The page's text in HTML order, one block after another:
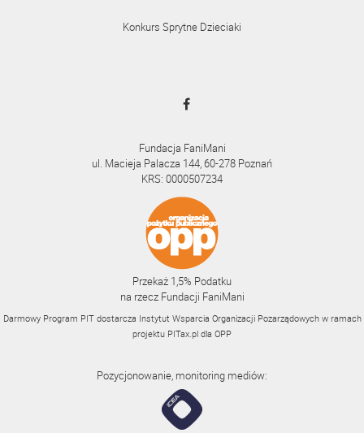
Konkurs Sprytne Dzieciaki
Fundacja FaniMani
ul. Macieja Palacza 144, 60-278 Poznań
KRS: 0000507234
Przekaż 1,5% Podatku
na rzecz Fundacji FaniMani
Darmowy Program PIT dostarcza Instytut Wsparcia Organizacji Pozarządowych w ramach
projektu PITax.pl dla OPP
Pozycjonowanie, monitoring mediów: